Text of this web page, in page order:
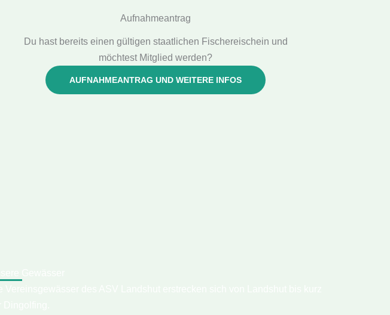
Aufnahmeantrag
Du hast bereits einen gültigen staatlichen Fischereischein und
möchtest Mitglied werden?
AUFNAHMEANTRAG UND WEITERE INFOS